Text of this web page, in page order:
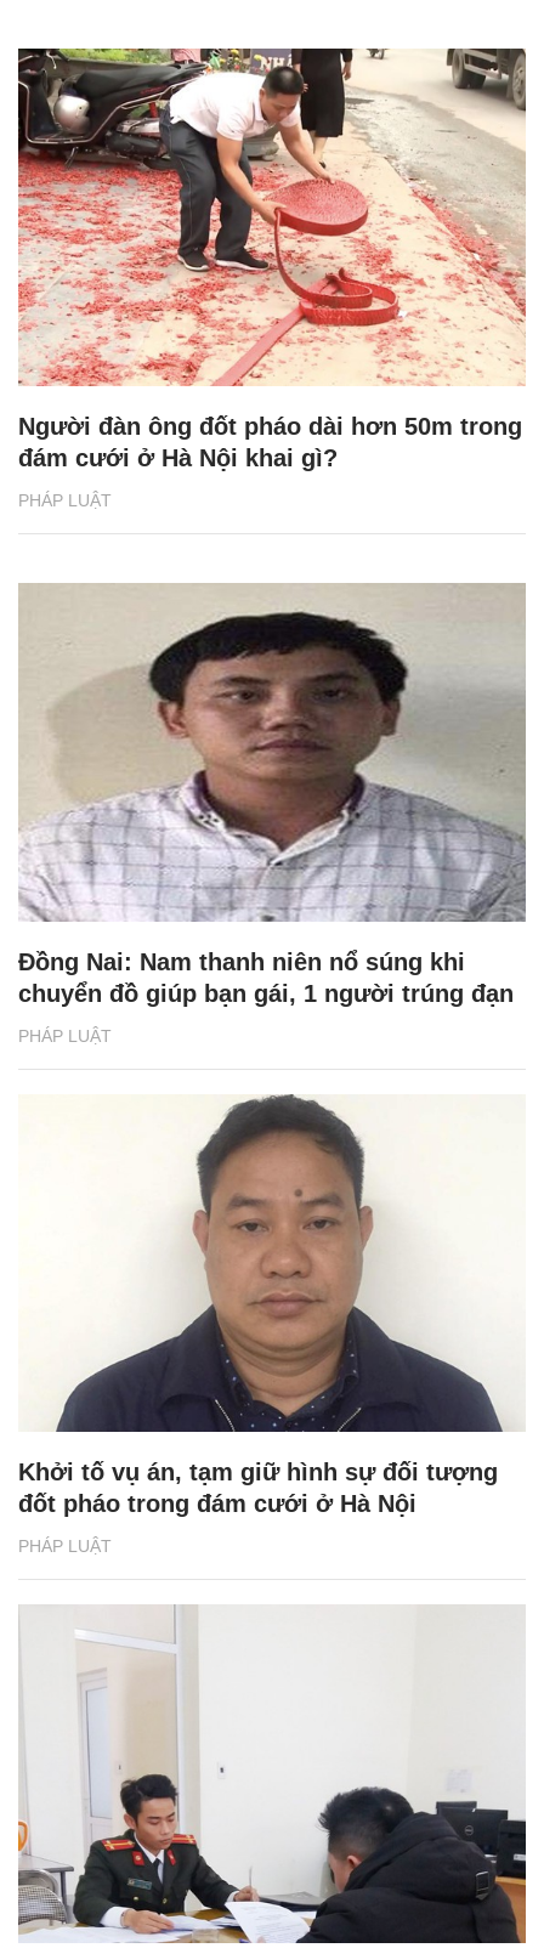
PHÁP LUẬT
Người đàn ông đốt pháo dài hơn 50m trong
đám cưới ở Hà Nội khai gì?
PHÁP LUẬT
Đồng Nai: Nam thanh niên nổ súng khi
chuyển đồ giúp bạn gái, 1 người trúng đạn
PHÁP LUẬT
Khởi tố vụ án, tạm giữ hình sự đối tượng
đốt pháo trong đám cưới ở Hà Nội